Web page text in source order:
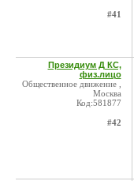
#41
Президиум Д КС,
физ.лицо
Общественное движение ,
Москва
Код:581877
#42